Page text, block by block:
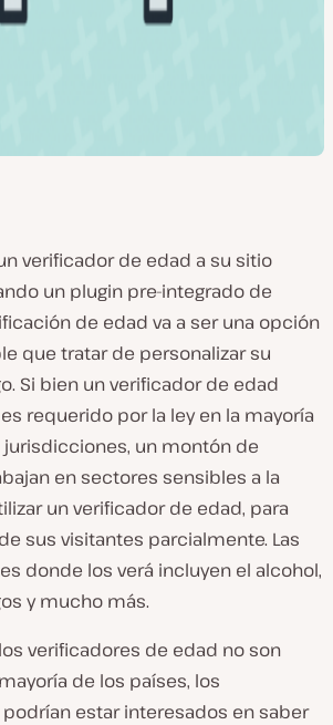
verificador de edad a su sitio
un plugin pre-integrado de
de edad va a ser una opción
que tratar de personalizar su
Si bien un verificador de edad
requerido por la ley en la mayoría
un montón de
en sectores sensibles a la
un verificador de edad, para
sus visitantes parcialmente. Las
donde los verá incluyen el alcohol,
y mucho más.
verificadores de edad no son
de los países, los
estar interesados en saber